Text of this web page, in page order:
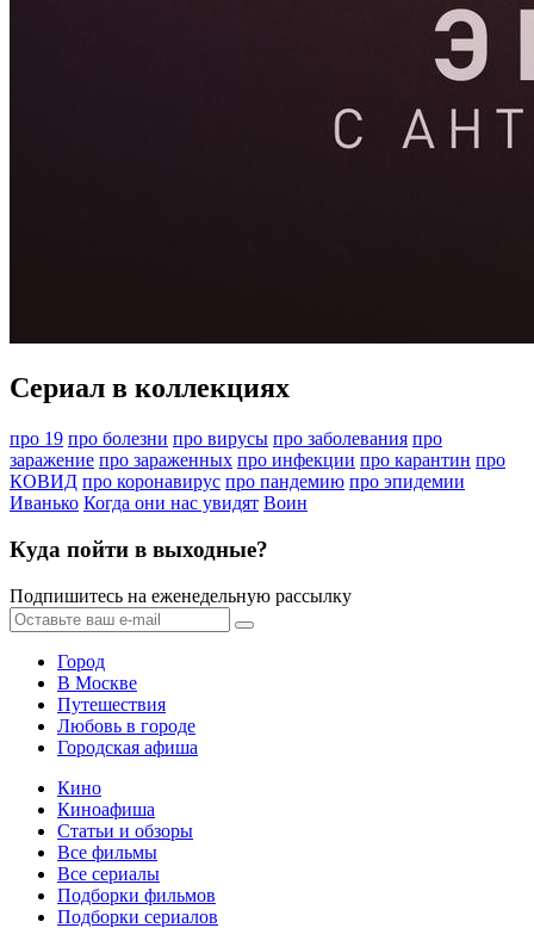
Сериал в коллекциях
про 19 про болезни про вирусы про заболевания про
заражение про зараженных про инфекции про карантин про
КОВИД про коронавирус про пандемию про эпидемии
Иванько Когда они нас увидят Воин
Куда пойти в выходные?
Подпишитесь на еженедельную рассылку
Город
В Москве
Путешествия
Любовь в городе
Городская афиша
Кино
Киноафиша
Статьи и обзоры
Все фильмы
Все сериалы
Подборки фильмов
Подборки сериалов